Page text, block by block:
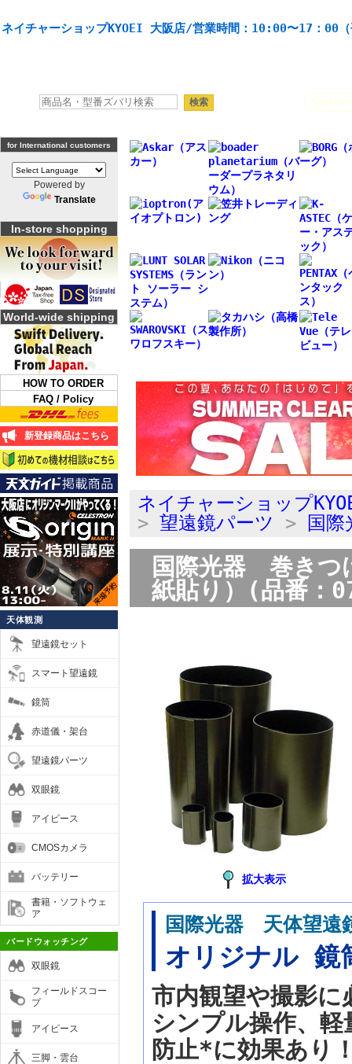
ネイチャーショップKYOEI 大阪店/営業時間：10:00〜17：00（
Seestar
for International customers
Powered by
Translate
In-store shopping
World-wide shipping
HOW TO ORDER
FAQ / Policy
新登録商品はこちら
天体観測
望遠鏡セット
スマート望遠鏡
鏡筒
赤道儀・架台
望遠鏡パーツ
双眼鏡
アイピース
CMOSカメラ
バッテリー
書籍・ソフトウェ
ア
バードウォッチング
双眼鏡
フィールドスコー
プ
アイピース
三脚・雲台
ネイチャーショップ
> 望遠鏡パーツ > 国際
国際光器 巻きつ
紙貼り）(品番：
拡大表示
国際光器 天体望遠
オリジナル 鏡
市内観望や撮影
シンプル操作、
防止*に効果あり